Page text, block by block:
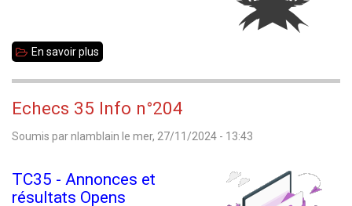
En savoir plus
toutes
catégories
-
Echecs 35 Info n°204
Soumis parnlamblain le mer, 27/11/2024 - 13:43
TC35 - Annonces et
résultats Opens